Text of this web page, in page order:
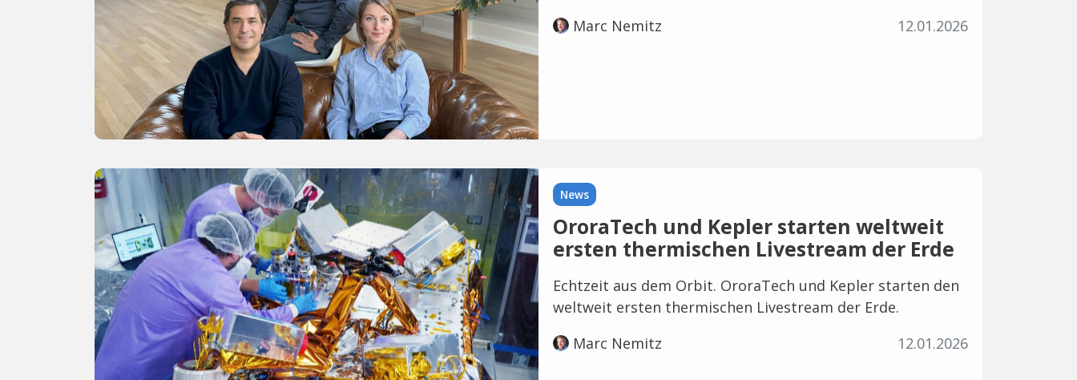
Marc Nemitz
12.01.2026
News
OroraTech und Kepler starten weltweit
ersten thermischen Livestream der Erde
Echtzeit aus dem Orbit. OroraTech und Kepler starten den
weltweit ersten thermischen Livestream der Erde.
Marc Nemitz
12.01.2026